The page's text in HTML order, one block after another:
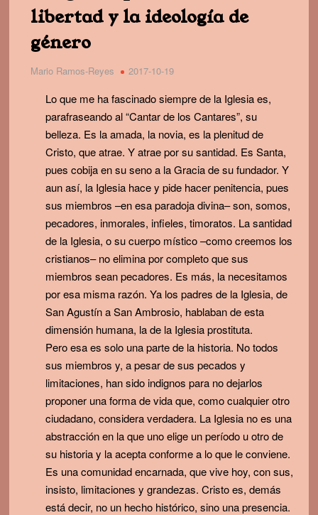
libertad y la ideología de
género
Mario Ramos-Reyes 2017-10-19
Lo que me ha fascinado siempre de la Iglesia es,
parafraseando al “Cantar de los Cantares”, su
belleza. Es la amada, la novia, es la plenitud de
Cristo, que atrae. Y atrae por su santidad. Es Santa,
pues cobija en su seno a la Gracia de su fundador. Y
aun así, la Iglesia hace y pide hacer penitencia, pues
sus miembros –en esa paradoja divina– son, somos,
pecadores, inmorales, infieles, timoratos. La santidad
de la Iglesia, o su cuerpo místico –como creemos los
cristianos– no elimina por completo que sus
miembros sean pecadores. Es más, la necesitamos
por esa misma razón. Ya los padres de la Iglesia, de
San Agustín a San Ambrosio, hablaban de esta
dimensión humana, la de la Iglesia prostituta.
Pero esa es solo una parte de la historia. No todos
sus miembros y, a pesar de sus pecados y
limitaciones, han sido indignos para no dejarlos
proponer una forma de vida que, como cualquier otro
ciudadano, considera verdadera. La Iglesia no es una
abstracción en la que uno elige un período u otro de
su historia y la acepta conforme a lo que le conviene.
Es una comunidad encarnada, que vive hoy, con sus,
insisto, limitaciones y grandezas. Cristo es, demás
está decir, no un hecho histórico, sino una presencia.